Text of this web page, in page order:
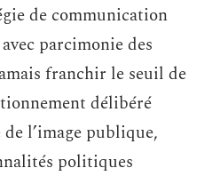
de communication
parcimonie des
franchir le seuil de
délibéré
l’image publique,
politiques